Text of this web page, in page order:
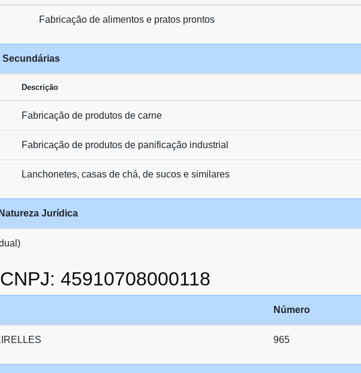
Fabricação de alimentos e pratos prontos
Descrição
Fabricação de produtos de carne
Fabricação de produtos de panificação industrial
Lanchonetes, casas de chá, de sucos e similares
Jurídica
45910708000118
Número
965